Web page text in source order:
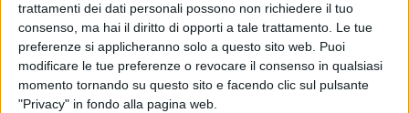
trattamenti dei dati personali possono non richiedere il tuo
consenso, ma hai il diritto di opporti a tale trattamento. Le tue
preferenze si applicheranno solo a questo sito web. Puoi
modificare le tue preferenze o revocare il consenso in qualsiasi
momento tornando su questo sito e facendo clic sul pulsante
"Privacy" in fondo alla pagina web.
ottenuto al ballottaggio da Manuel Minervini. A seguire le
sue dichiarazioni che legano direttamente Molfetta a New
York.
"Dopo Mamdani a New York la conferma che c'è voglia di